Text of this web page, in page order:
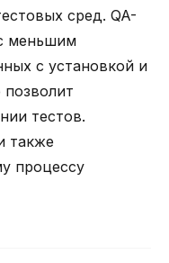
сред. QA-
меньшим
с установкой и
позволит
тестов.
также
процессу